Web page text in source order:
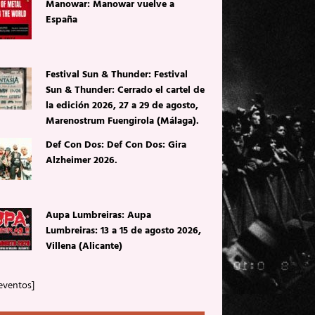
Manowar: Manowar vuelve a
España
Festival Sun & Thunder: Festival
Sun & Thunder: Cerrado el cartel de
la edición 2026, 27 a 29 de agosto,
Marenostrum Fuengirola (Málaga).
Def Con Dos: Def Con Dos: Gira
Alzheimer 2026.
Aupa Lumbreiras: Aupa
Lumbreiras: 13 a 15 de agosto 2026,
Villena (Alicante)